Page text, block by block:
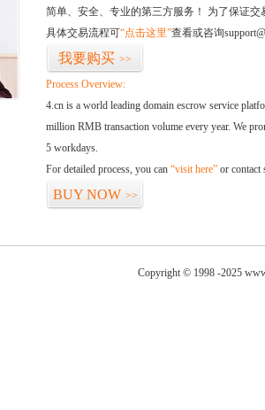
简单、安全、专业的第三方服务！ 为了保证
具体交易流程可“点击这里”查看或咨询
我要购买 >>
Process Overview:
4.cn is a world leading domain escrow service
million RMB transaction volume every year. We
5 workdays.
For detailed process, you can “visit here” or contact
BUY NOW >>
Copyright © 1998 -2025